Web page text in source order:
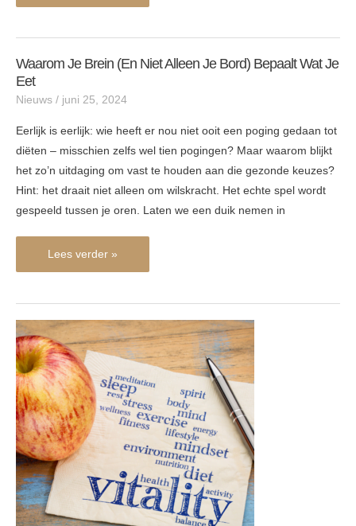
Waarom Je Brein (en Niet Alleen Je Bord) Bepaalt Wat Je
Eet
Nieuws / juni 25, 2024
Eerlijk is eerlijk: wie heeft er nou niet ooit een poging gedaan tot
diëten – misschien zelfs wel tien pogingen? Maar waarom blijkt
het zo’n uitdaging om vast te houden aan die gezonde keuzes?
Hint: het draait niet alleen om wilskracht. Het echte spel wordt
gespeeld tussen je oren. Laten we een duik nemen in
Waarom
brein
Lees verder »
Minder
verzuim
en
meer
vitaliteit?
bravo-
effect!